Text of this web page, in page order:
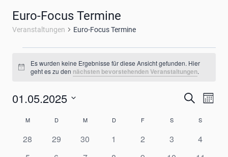
Euro-Focus Termine
Veranstaltungen Euro-Focus Termine
Veranstaltungen
Hinweis
Es wurden keine Ergebnisse für diese Ansicht gefunden. Hier
geht es zu den nächsten bevorstehenden Veranstaltungen.
Suche
und
Suche
Monat
01.05.2025
Kalender
von
M DDIENSTAG
M MITTWOCH
DDONNERSTAG
F SSAMSTAGS
0
28
0
29
0
30
0
1
0
2
0
3
0
4